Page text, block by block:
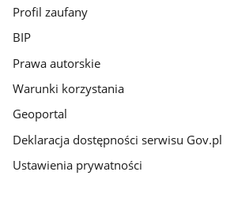
Profil zaufany
BIP
Prawa autorskie
Warunki korzystania
Geoportal
Deklaracja dostępności serwisu Gov.pl
Ustawienia prywatności